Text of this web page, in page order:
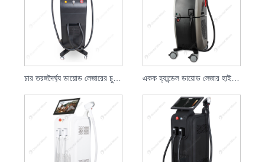
চার তরঙ্গদৈর্ঘ্য ডায়োড লেজারের চুল অপসারণ